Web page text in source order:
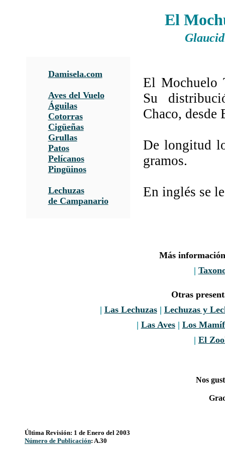
El
Damisela.com
Aves del Vuelo
Águilas
Cotorras
Cigüeñas
Grullas
Patos
Pelícanos
Pingüinos
Lechuzas
de Campanario
El Mochuelo
Su
Chaco,
De longitud
gramos.
En inglés se
Más
|
Otras
| Las Lechuzas| Lechuzas y
| Las Aves| Los
| El
Nos
Última Revisión: 1 de Enero del 2003
Número de Publicación: A.30